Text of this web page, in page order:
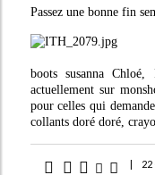
Passez une bonne fin
boots susanna Chloé,
actuellement sur
pour celles qui
collants doré doré,
|
22